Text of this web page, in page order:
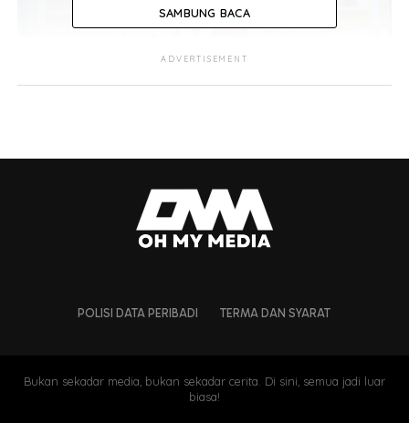
Menurut pelakon berusia 38 tahun itu, dia mengakui
SAMBUNG BACA
ADVERTISEMENT
POLISI DATA PERIBADI TERMA DAN SYARAT
Bukan sekadar media, bukan sekadar cerita. Di sini, semua jadi luar
biasa!